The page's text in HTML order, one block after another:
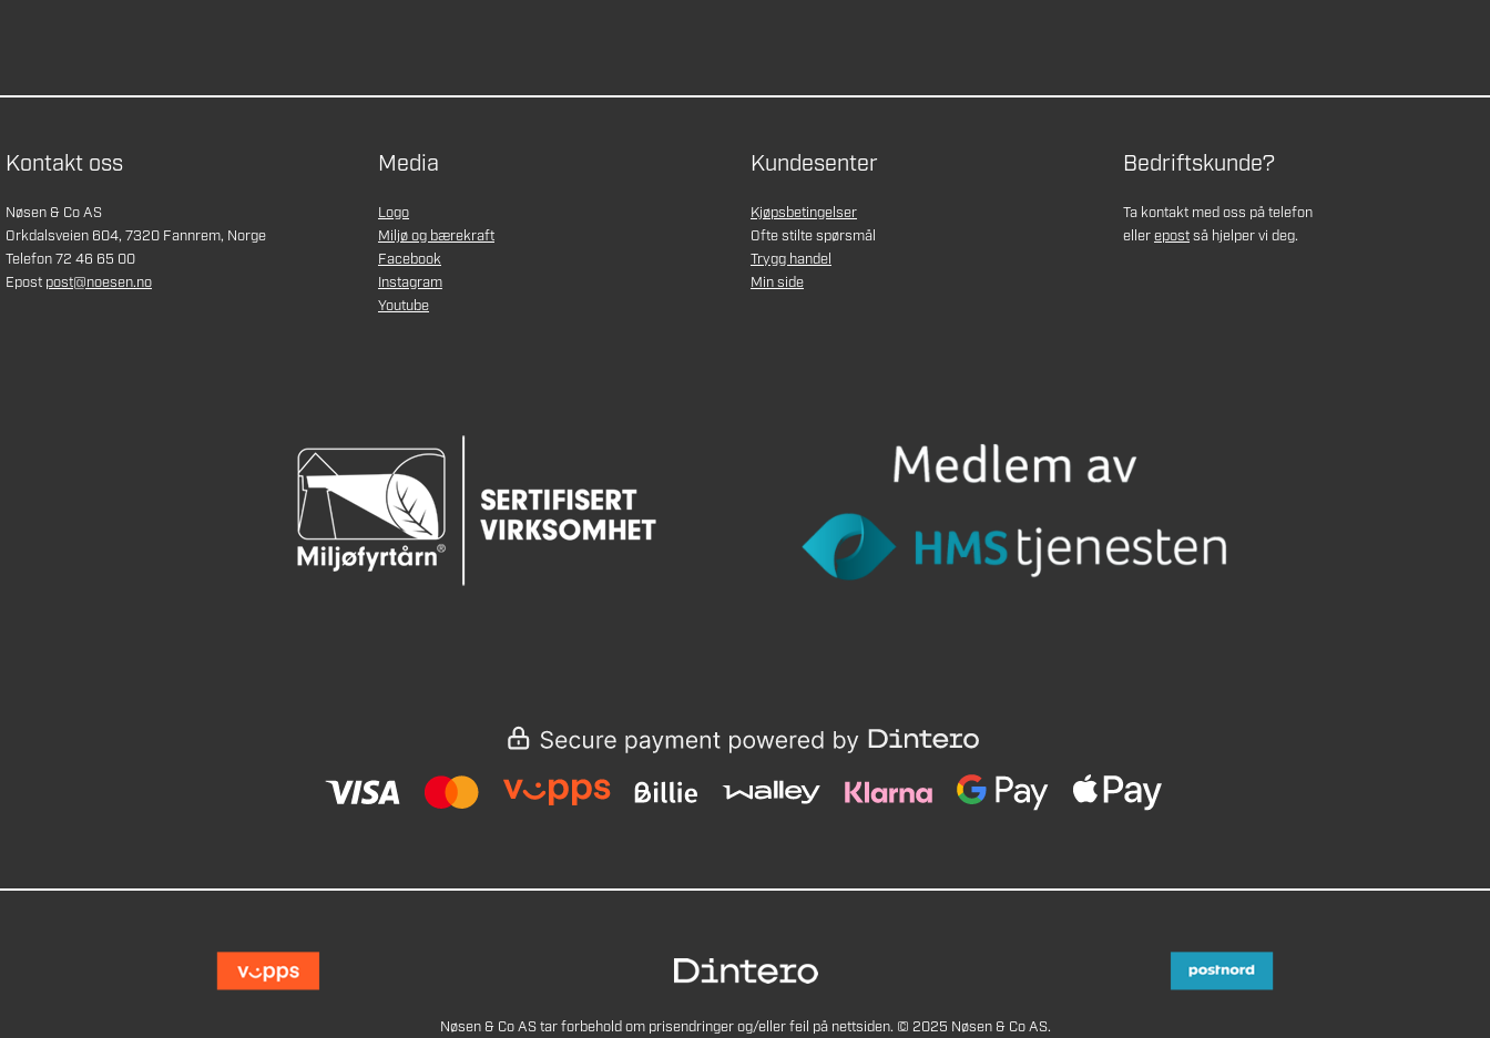
Kontakt oss
Nøsen & Co AS
Orkdalsveien 604, 7320 Fannrem, Norge
Telefon 72 46 65 00
Epost post@noesen.no
Media
Logo
Miljø og bærekraft
Facebook
Instagram
Youtube
Kundesenter
Kjøpsbetingelser
Ofte stilte spørsmål
Trygg handel
Min side
Bedriftskunde?
Ta kontakt med oss på telefon
ellerepostså hjelper vi deg.
Nøsen & Co AS tar forbehold om prisendringer og/eller feil på nettsiden. © 2025 Nøsen & Co AS.